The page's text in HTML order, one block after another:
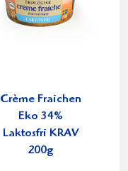
Crème Fraichen
Eko 34%
Laktosfri KRAV
200g